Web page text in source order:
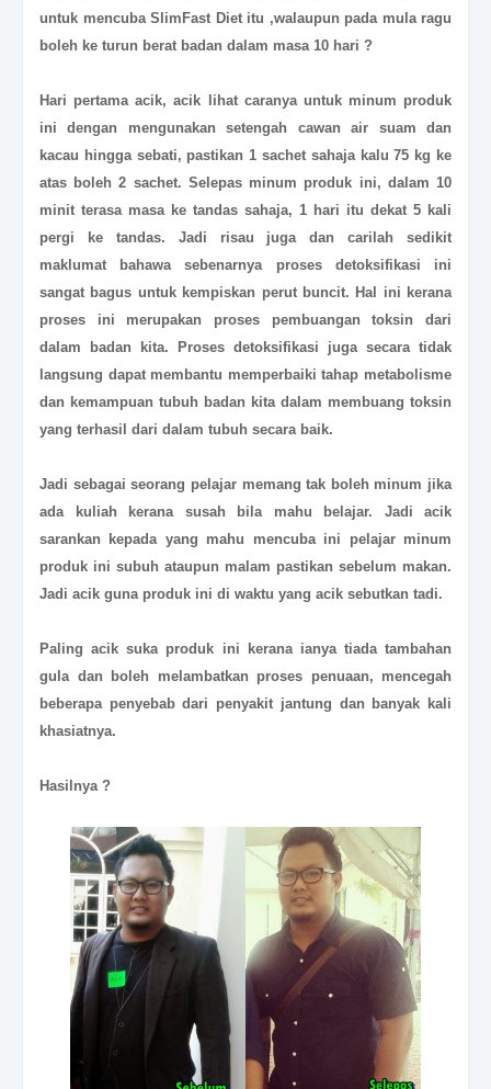
untuk mencuba SlimFast Diet itu ,walaupun pada mula ragu
boleh ke turun berat badan dalam masa 10 hari ?
Hari pertama acik, acik lihat caranya untuk minum produk
ini dengan mengunakan setengah cawan air suam dan
kacau hingga sebati, pastikan 1 sachet sahaja kalu 75 kg ke
atas boleh 2 sachet. Selepas minum produk ini, dalam 10
minit terasa masa ke tandas sahaja, 1 hari itu dekat 5 kali
pergi ke tandas. Jadi risau juga dan carilah sedikit
maklumat bahawa sebenarnya proses detoksifikasi ini
sangat bagus untuk kempiskan perut buncit. Hal ini kerana
proses ini merupakan proses pembuangan toksin dari
dalam badan kita. Proses detoksifikasi juga secara tidak
langsung dapat membantu memperbaiki tahap metabolisme
dan kemampuan tubuh badan kita dalam membuang toksin
yang terhasil dari dalam tubuh secara baik.
Jadi sebagai seorang pelajar memang tak boleh minum jika
ada kuliah kerana susah bila mahu belajar. Jadi acik
sarankan kepada yang mahu mencuba ini pelajar minum
produk ini subuh ataupun malam pastikan sebelum makan.
Jadi acik guna produk ini di waktu yang acik sebutkan tadi.
Paling acik suka produk ini kerana ianya tiada tambahan
gula dan boleh melambatkan proses penuaan, mencegah
beberapa penyebab dari penyakit jantung dan banyak kali
khasiatnya.
Hasilnya ?